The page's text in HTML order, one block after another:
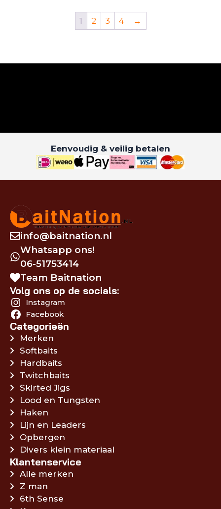
1 2 3 4 →
Eenvoudig & veilig betalen
info@baitnation.nl
Whatsapp ons!
06-51753414
Team Baitnation
Volg ons op de socials:
Instagram
Facebook
Categorieën
Merken
Softbaits
Hardbaits
Twitchbaits
Skirted Jigs
Lood en Tungsten
Haken
Lijn en Leaders
Opbergen
Divers klein materiaal
Klantenservice
Alle merken
Z man
6th Sense